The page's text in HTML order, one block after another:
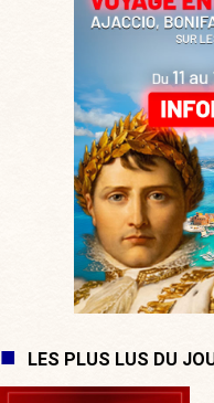
LES PLUS LUS DU